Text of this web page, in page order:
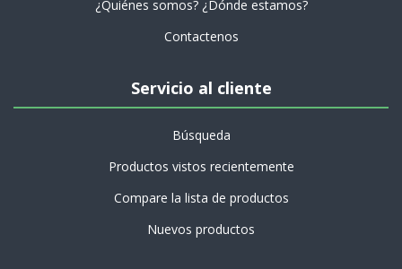
¿Quiénes somos? ¿Dónde estamos?
Contactenos
Servicio al cliente
Búsqueda
Productos vistos recientemente
Compare la lista de productos
Nuevos productos